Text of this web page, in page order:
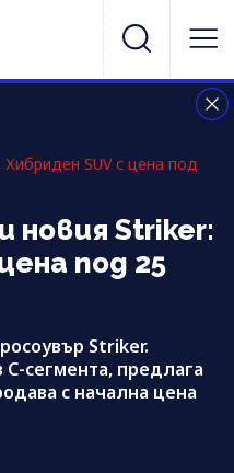
SUV с цена под
новия Striker:
под 25
Striker.
сегмента, предлага
с начална цена